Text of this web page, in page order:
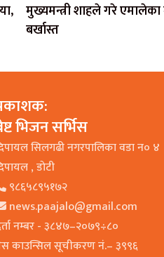
मुख्यमन्त्री शाहले गरे एमालेका
बर्खास्त
भिजन सर्भिस
सिलगढी नगरपालिका वडा न० ४
, डाेटी
९८६५८९५१७२
news.paajalo@gmail.com
नम्बर - ३८४७–२०७९÷८०
काउन्सिल सूचीकरण नं.– ३९९६